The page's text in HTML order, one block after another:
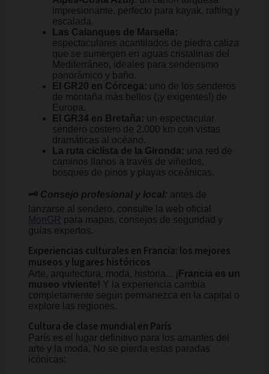
impresionante, perfecto para kayak, rafting y
escalada.
Las Calanques de Marsella:
espectaculares acantilados de piedra caliza
que se sumergen en aguas cristalinas del
Mediterráneo, ideales para senderismo
panorámico y baño.
El GR20 en Córcega: uno de los senderos
de montaña más bellos (¡y exigentes!) de
Europa.
El GR34 en Bretaña: un espectacular
sendero costero de 2.000 km con vistas
dramáticas al océano.
La ruta ciclista de la Gironda: una red de
caminos llanos a través de viñedos,
bosques de pinos y playas oceánicas.
🗝️ Consejo profesional y local: antes de
lanzarse al sendero, consulte la web oficial
MonGR para mapas, consejos de seguridad y
guías expertos.
Experiencias culturales en Francia: los mejores
museos y lugares históricos
Arte, arquitectura, moda, historia... ¡Francia es un
museo viviente! Y la experiencia cambia
completamente según permanezca en la capital o
explore las regiones.
Cultura de clase mundial en París
París es el lugar definitivo para los amantes del
arte y la moda. No se pierda estas paradas
icónicas: